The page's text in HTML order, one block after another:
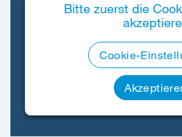
Bitte zuerst die
Cookie-